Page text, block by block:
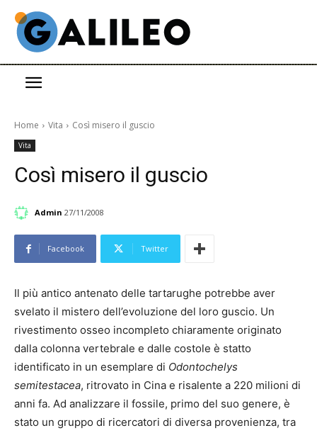
Home Vita Così misero il guscio
Vita
Così misero il guscio
Admin 27/11/2008
Facebook Twitter
Il più antico antenato delle tartarughe potrebbe aver
svelato il mistero dell’evoluzione del loro guscio. Un
rivestimento osseo incompleto chiaramente originato
dalla colonna vertebrale e dalle costole è statto
identificato in un esemplare di Odontochelys
semitestacea, ritrovato in Cina e risalente a 220 milioni di
anni fa. Ad analizzare il fossile, primo del suo genere, è
stato un gruppo di ricercatori di diversa provenienza, tra